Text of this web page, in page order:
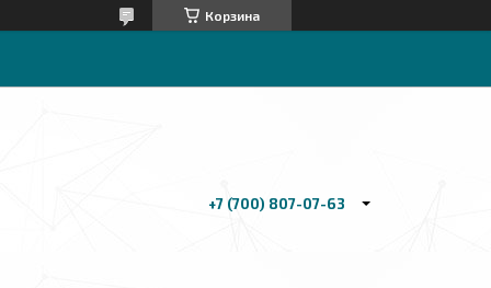
Корзина
+7 (700) 807-07-63